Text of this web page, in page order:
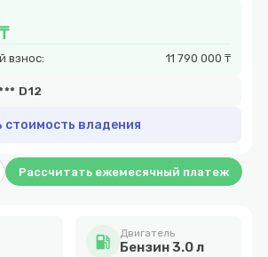
взнос: 11 790 000 ₸
D12
стоимость владения
Рассчитать ежемесячный платеж
local_gas_station Двигатель
Бензин 3.0 л